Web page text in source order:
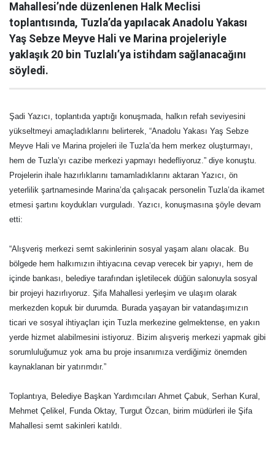
Mahallesi’nde düzenlenen Halk Meclisi
toplantısında, Tuzla’da yapılacak Anadolu Yakası
Yaş Sebze Meyve Hali ve Marina projeleriyle
yaklaşık 20 bin Tuzlalı’ya istihdam sağlanacağını
söyledi.
Şadi Yazıcı, toplantıda yaptığı konuşmada, halkın refah seviyesini
yükseltmeyi amaçladıklarını belirterek, “Anadolu Yakası Yaş Sebze
Meyve Hali ve Marina projeleri ile Tuzla’da hem merkez oluşturmayı,
hem de Tuzla’yı cazibe merkezi yapmayı hedefliyoruz.” diye konuştu.
Projelerin ihale hazırlıklarını tamamladıklarını aktaran Yazıcı, ön
yeterlilik şartnamesinde Marina’da çalışacak personelin Tuzla’da ikamet
etmesi şartını koydukları vurguladı. Yazıcı, konuşmasına şöyle devam
etti:
“Alışveriş merkezi semt sakinlerinin sosyal yaşam alanı olacak. Bu
bölgede hem halkımızın ihtiyacına cevap verecek bir yapıyı, hem de
içinde bankası, belediye tarafından işletilecek düğün salonuyla sosyal
bir projeyi hazırlıyoruz. Şifa Mahallesi yerleşim ve ulaşım olarak
merkezden kopuk bir durumda. Burada yaşayan bir vatandaşımızın
ticari ve sosyal ihtiyaçları için Tuzla merkezine gelmektense, en yakın
yerde hizmet alabilmesini istiyoruz. Bizim alışveriş merkezi yapmak gibi
sorumluluğumuz yok ama bu proje insanımıza verdiğimiz önemden
kaynaklanan bir yatırımdır.”
Toplantıya, Belediye Başkan Yardımcıları Ahmet Çabuk, Serhan Kural,
Mehmet Çelikel, Funda Oktay, Turgut Özcan, birim müdürleri ile Şifa
Mahallesi semt sakinleri katıldı.